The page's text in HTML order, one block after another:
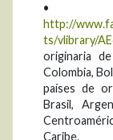
•
http://
ts/vlibrary/
originaria
Colombia,
países de
Brasil,
Caribe.